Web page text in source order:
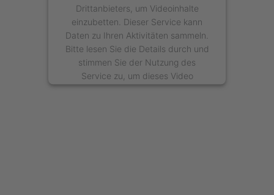
Drittanbieters, um Videoinhalte
einzubetten. Dieser Service kann
Daten zu Ihren Aktivitäten sammeln.
Bitte lesen Sie die Details durch und
stimmen Sie der Nutzung des
Service zu, um dieses Video
anzusehen.